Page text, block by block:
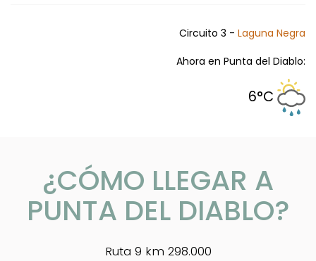
Circuito 3 - Laguna Negra
Ahora en Punta del Diablo:
6°C
¿CÓMO LLEGAR A
PUNTA DEL DIABLO?
Ruta 9 km 298.000